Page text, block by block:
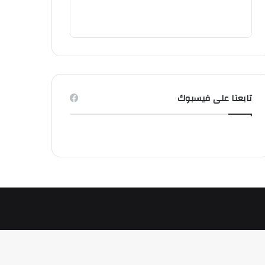
تابعنا على فيسبوك